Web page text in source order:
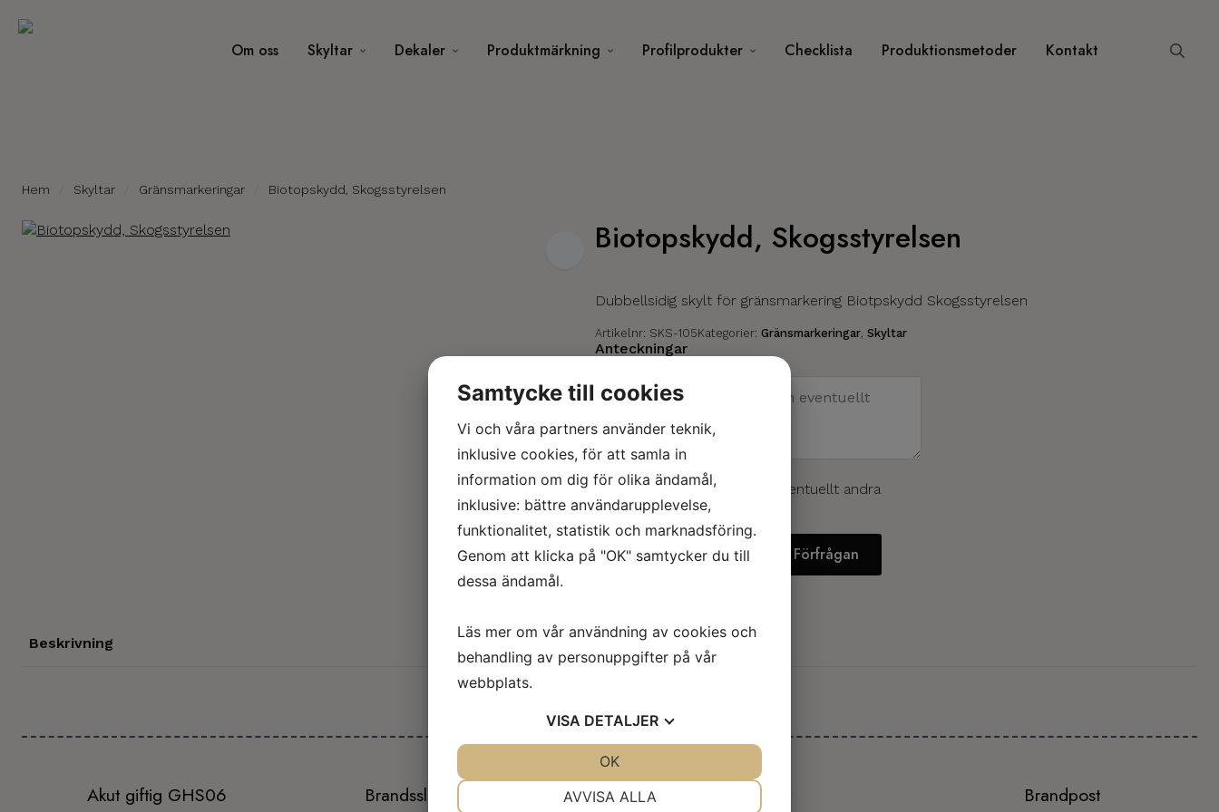
Om oss Skyltar Dekaler Produktmärkning Profilprodukter Checklista Produktionsmetoder Kontakt
Hem Skyltar Gränsmarkeringar Biotopskydd, Skogsstyrelsen
Biotopskydd, Skogsstyrelsen
Dubbellsidig skylt för gränsmarkering Biotpskydd Skogsstyrelsen
Artikelnr: SKS-105Kategorier: Gränsmarkeringar, Skyltar
Anteckningar
Skriv storlek, material och eventuellt andra
kommentarer.
Biotopskydd,
SkogsstyrelsenLägg Till I Min Förfrågan
Beskrivning
Relaterade produkter
Akut giftig GHS06 Brandssläckare_ISO7010 Brandfilt Brandpost
Samtycke till cookies
Vi och våra partners använder teknik,
inklusive cookies, för att samla in
information om dig för olika ändamål,
inklusive: bättre användarupplevelse,
funktionalitet, statistik och marknadsföring.
Genom att klicka på "OK" samtycker du till
dessa ändamål.
Läs mer om vår användning av cookies och
behandling av personuppgifter på vår
webbplats.
VISA DETALJER
AVVISA ALLA
OK